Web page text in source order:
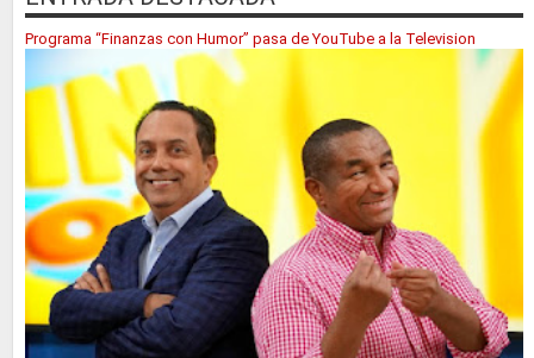
Programa “Finanzas con Humor” pasa de YouTube a la Television